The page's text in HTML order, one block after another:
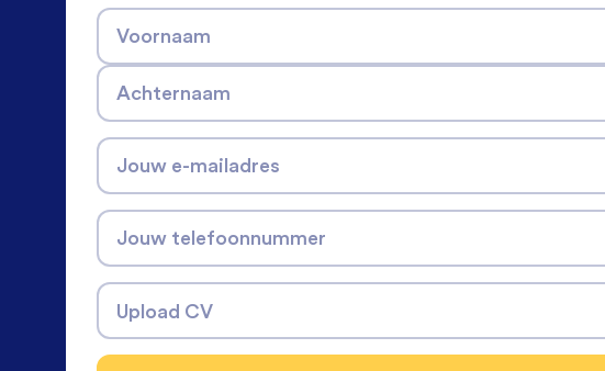
Voornaam
Achternaam
Jouw e-mailadres
Jouw telefoonnummer
Upload CV